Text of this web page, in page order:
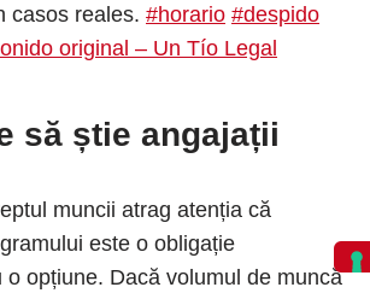
casos reales. #horario #despido
original – Un Tío Legal
să știe angajații
muncii atrag atenția că
este o obligație
o opțiune. Dacă volumul de muncă